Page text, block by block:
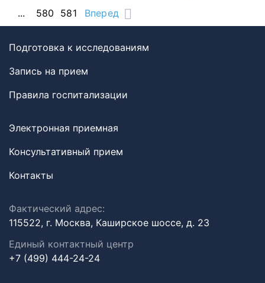
...
580 581 Вперед
Подготовка к исследованиям
Запись на прием
Правила госпитализации
Электронная приемная
Консультативный прием
Контакты
Фактический адрес:
115522, г. Москва, Каширское шоссе, д. 23
Единый контактный центр
+7 (499) 444-24-24